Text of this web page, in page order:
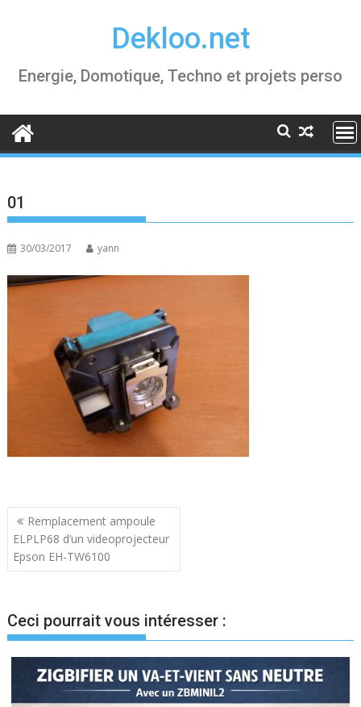
Dekloo.net
Energie, Domotique, Techno et projets perso
01
30/03/2017 yann
Navigation
de
l’article
Remplacement ampoule
ELPLP68 d’un videoprojecteur
Epson EH-TW6100
Ceci pourrait vous intéresser :